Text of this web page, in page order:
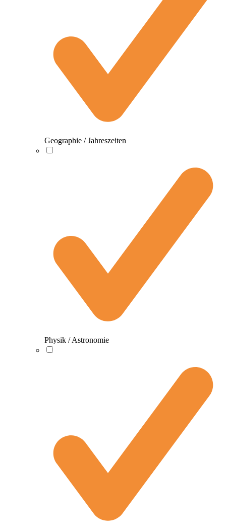
Geographie / Jahreszeiten
Physik / Astronomie